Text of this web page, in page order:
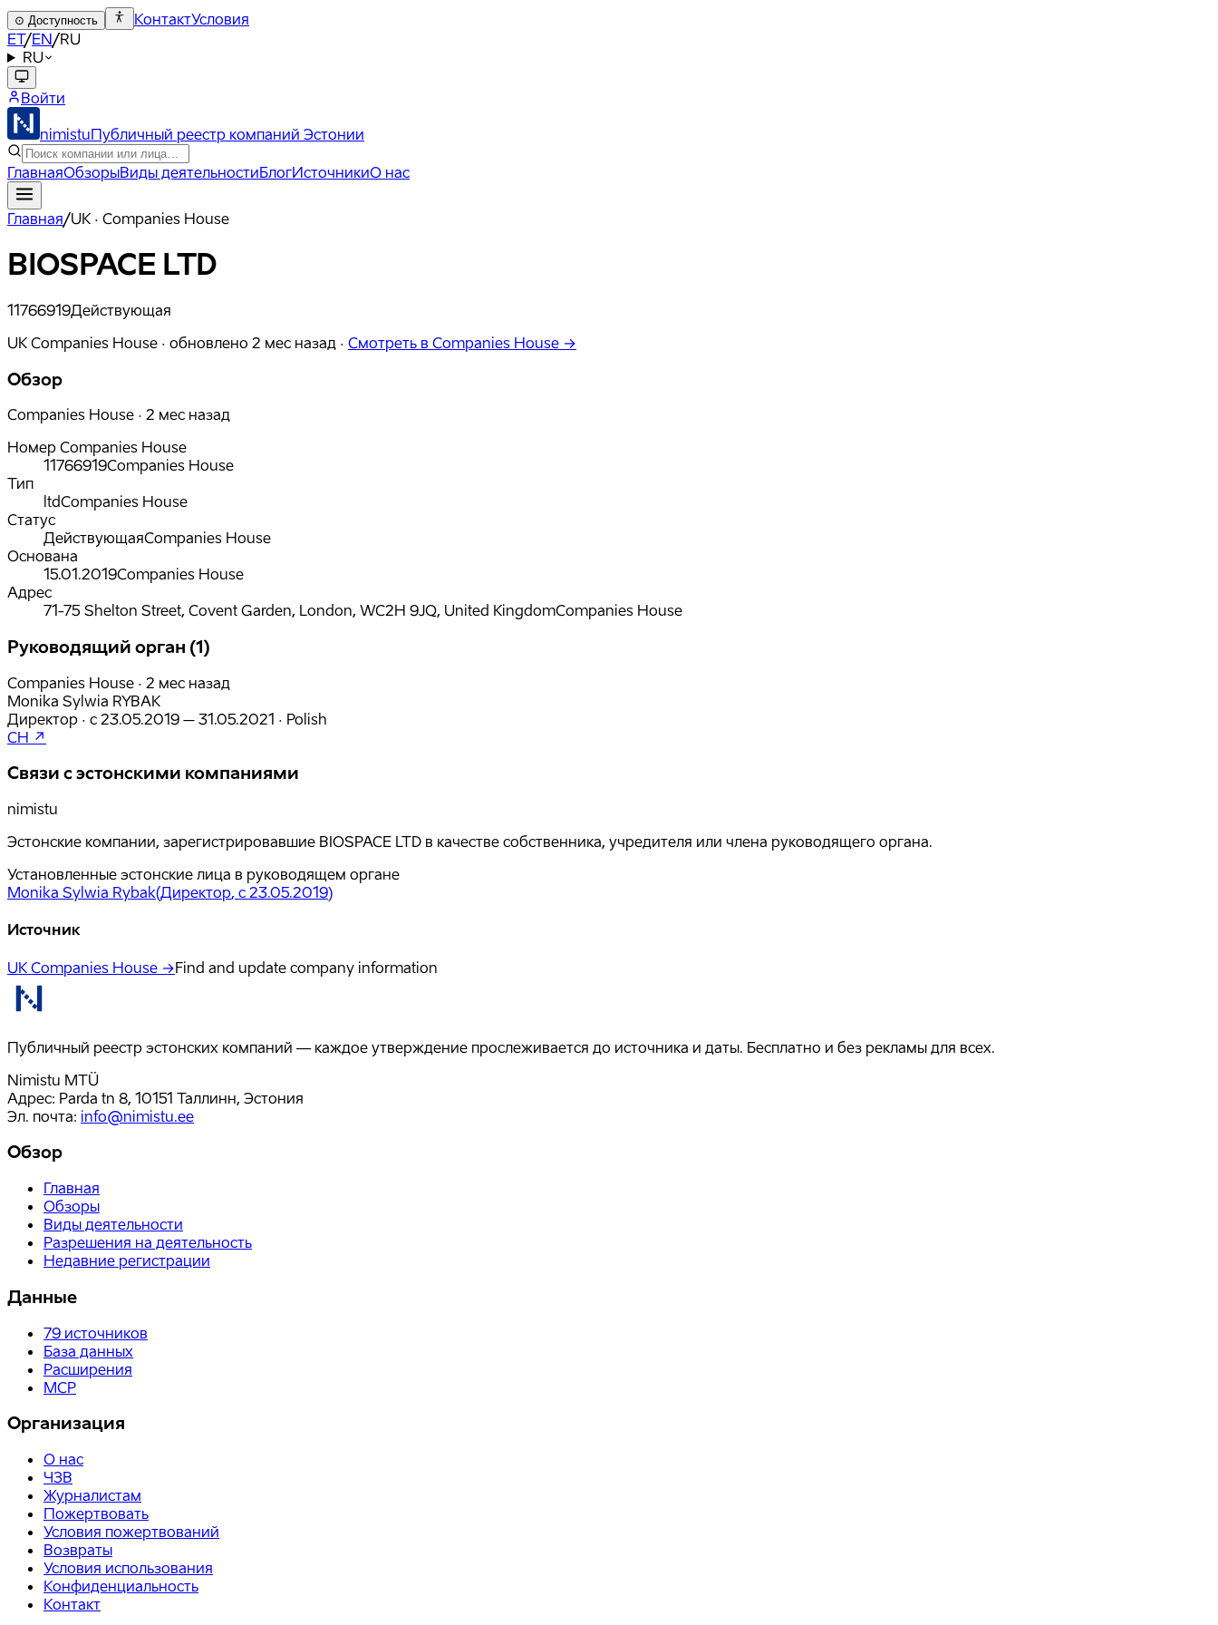
⊙ Доступность КонтактУсловия
ET/EN/RU
RU
Войти
nimistuПубличный реестр компаний Эстонии
ГлавнаяОбзорыВиды деятельностиБлогИсточникиО нас
Главная/UK · Companies House
BIOSPACE LTD
11766919Действующая
UK Companies House · обновлено 2 мес назад · Смотреть в Companies House →
Обзор
Companies House · 2 мес назад
Номер Companies House
11766919Companies House
Тип
ltdCompanies House
Статус
ДействующаяCompanies House
Основана
15.01.2019Companies House
Адрес
71-75 Shelton Street, Covent Garden, London, WC2H 9JQ, United KingdomCompanies House
Руководящий орган (1)
Companies House · 2 мес назад
Monika Sylwia RYBAK
Директор · с 23.05.2019 – 31.05.2021 · Polish
CH ↗
Связи с эстонскими компаниями
nimistu
Эстонские компании, зарегистрировавшие BIOSPACE LTD в качестве собственника, учредителя или члена руководящего органа.
Установленные эстонские лица в руководящем органе
Monika Sylwia Rybak(Директор, с 23.05.2019)
Источник
UK Companies House →Find and update company information
Публичный реестр эстонских компаний — каждое утверждение прослеживается до источника и даты. Бесплатно и без рекламы для всех.
Nimistu MTÜ
Адрес: Parda tn 8, 10151 Таллинн, Эстония
Эл. почта: info@nimistu.ee
Обзор
Главная
Обзоры
Виды деятельности
Разрешения на деятельность
Недавние регистрации
Данные
79 источников
База данных
Расширения
MCP
Организация
О нас
ЧЗВ
Журналистам
Пожертвовать
Условия пожертвований
Возвраты
Условия использования
Конфиденциальность
Контакт